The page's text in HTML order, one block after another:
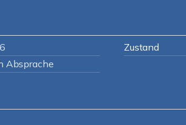
Zustand
Absprache